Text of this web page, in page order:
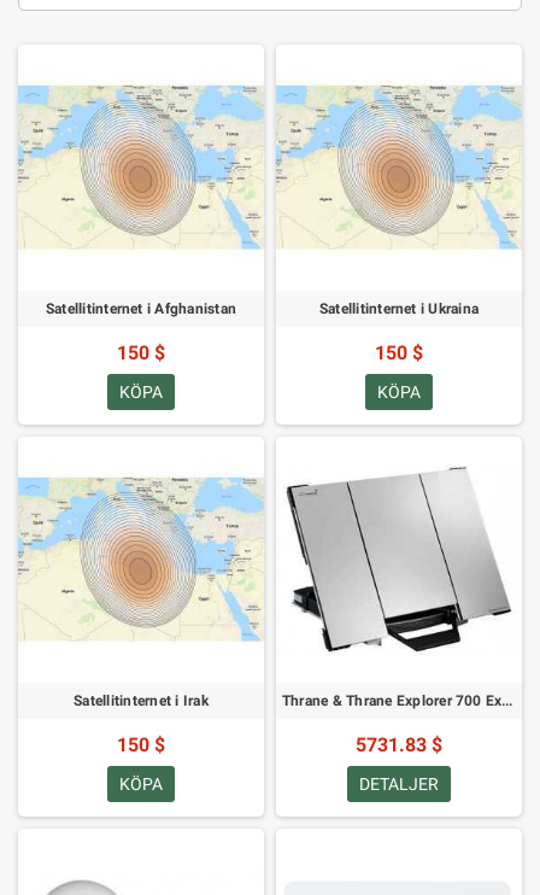
Satellitinternet i Afghanistan
150 $
KÖPA
Satellitinternet i Ukraina
150 $
KÖPA
Satellitinternet i Irak
150 $
KÖPA
Thrane & Thrane Explorer 700 Expedition
5731.83 $
DETALJER